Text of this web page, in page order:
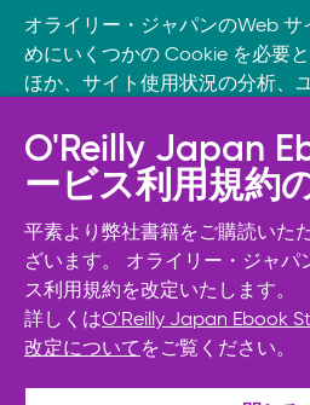
Take O’Reilly with you and learn
phone
and tablet.
© 2026, O’Reilly Japan, Inc.
オライリー・ジャパンのWeb
めにいくつかの Cookie を必要
ほか、サイト使用状況の分析、
その他の Cookie を使用するこ
いては Cookie設定をご確認くだ
また、オライリー・ジャパンの
ついては 個人情報保護方針をご
Cookie設定
必須Cookie以外を
O'Reilly Japan
ービス利用規約
平素より弊社書籍をご購読いた
ざいます。 オライリー・ジャ
ス利用規約を改定いたします。
詳しくはO'Reilly Japan Ebook
改定について をご覧ください。